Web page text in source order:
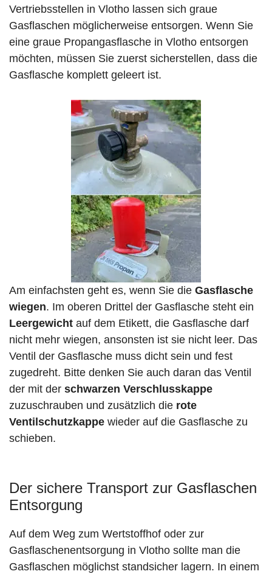
Vertriebsstellen in Vlotho lassen sich graue
Gasflaschen möglicherweise entsorgen. Wenn Sie
eine graue Propangasflasche in Vlotho entsorgen
möchten, müssen Sie zuerst sicherstellen, dass die
Gasflasche komplett geleert ist.
Am einfachsten geht es, wenn Sie die Gasflasche
wiegen. Im oberen Drittel der Gasflasche steht ein
Leergewicht auf dem Etikett, die Gasflasche darf
nicht mehr wiegen, ansonsten ist sie nicht leer. Das
Ventil der Gasflasche muss dicht sein und fest
zugedreht. Bitte denken Sie auch daran das Ventil
der mit der schwarzen Verschlusskappe
zuzuschrauben und zusätzlich die rote
Ventilschutzkappe wieder auf die Gasflasche zu
schieben.
Der sichere Transport zur Gasflaschen
Entsorgung
Auf dem Weg zum Wertstoffhof oder zur
Gasflaschenentsorgung in Vlotho sollte man die
Gasflaschen möglichst standsicher lagern. In einem